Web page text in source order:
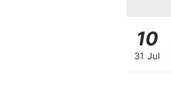
10
31 Jul